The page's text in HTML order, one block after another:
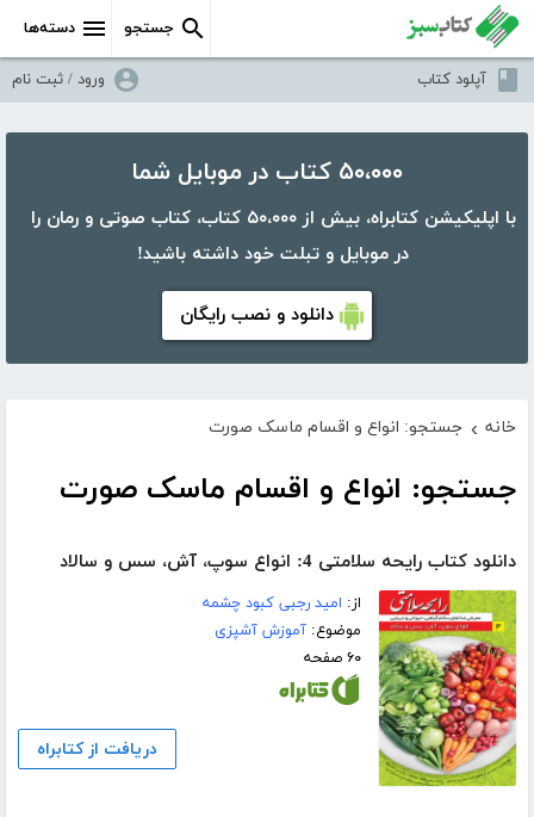
دسته‌ها جستجو
آپلود کتاب ورود / ثبت نام
۵۰،۰۰۰ کتاب در موبایل شما
با اپلیکیشن کتابراه، بیش از ۵۰،۰۰۰ کتاب، کتاب صوتی و رمان را
در موبایل و تبلت خود داشته باشید!
دانلود و نصب رایگان
خانه › جستجو: انواع و اقسام ماسک صورت
جستجو: انواع و اقسام ماسک صورت
دانلود کتاب رایحه سلامتی 4: انواع سوپ، آش، سس و سالاد
از: امید رجبی کبود چشمه
موضوع:آموزش آشپزی
۶۰ صفحه
دریافت از کتابراه